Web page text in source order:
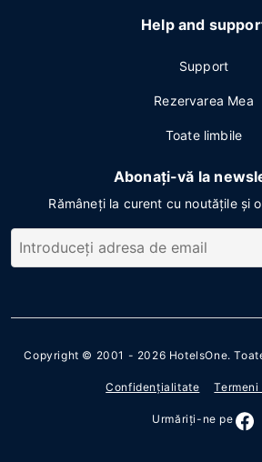
Help and
Support
Rezervarea Mea
Toate limbile
Abonați-vă la
Rămâneți la curent cu noutățile și
Copyright © 2001 - 2026 HotelsOne.
Confidenţialitate
Urmăriţi-ne pe